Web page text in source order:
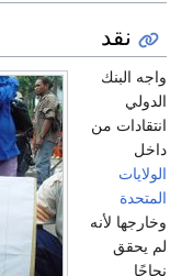
نقد
واجه البنك
الدولي
انتقادات من
داخل
الولايات
المتحدة
وخارجها لأنه
لم يحقق
نجاحًا